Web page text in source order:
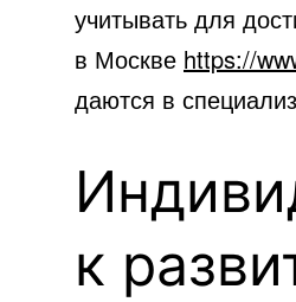
учитывать для
в Москве https://
даются в
к